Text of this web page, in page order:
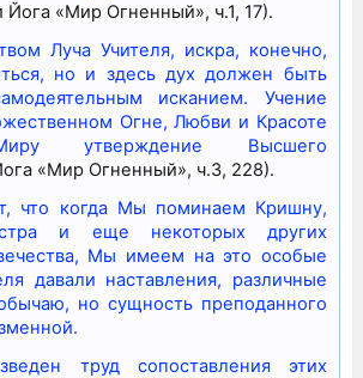
Йога «Мир Огненный», ч.1, 17).
Луча Учителя, искра, конечно,
но и здесь дух должен быть
исканием. Учение
Огне, Любви и Красоте
утверждение Высшего
«Мир Огненный», ч.3, 228).
что когда Мы поминаем Кришну,
и еще некоторых других
Мы имеем на это особые
давали наставления, различные
но сущность преподанного
труд сопоставления этих